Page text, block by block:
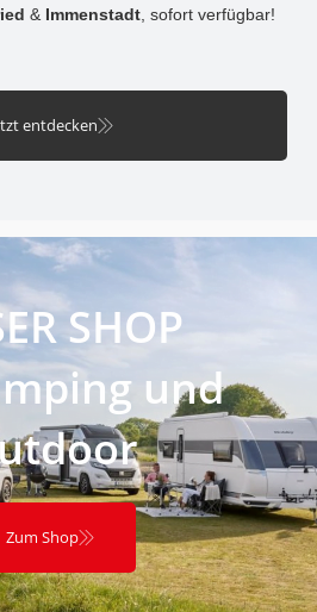
& Immenstadt , sofort verfügbar!
entdecken
SHOP
und
Zum Shop